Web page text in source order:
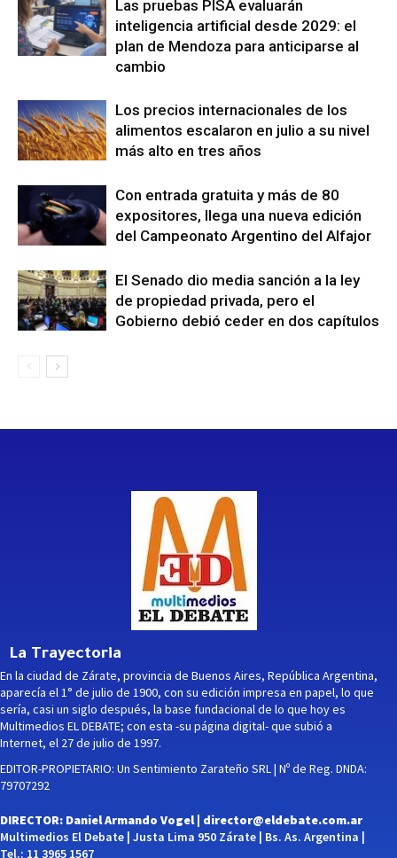
Las pruebas PISA evaluarán
inteligencia artificial desde 2029: el
plan de Mendoza para anticiparse al
cambio
Los precios internacionales de los
alimentos escalaron en julio a su nivel
más alto en tres años
Con entrada gratuita y más de 80
expositores, llega una nueva edición
del Campeonato Argentino del Alfajor
El Senado dio media sanción a la ley
de propiedad privada, pero el
Gobierno debió ceder en dos capítulos
La Trayectoria
En la ciudad de Zárate, provincia de Buenos Aires, República Argentina,
aparecía el 1° de julio de 1900, con su edición impresa en papel, lo que
sería, casi un siglo después, la base fundacional de lo que hoy es
Multimedios EL DEBATE; con esta -su página digital- que subió a
Internet, el 27 de julio de 1997.
EDITOR-PROPIETARIO: Un Sentimiento Zarateño SRL | Nº de Reg. DNDA:
79707292
DIRECTOR: Daniel Armando Vogel | director@eldebate.com.ar
Multimedios El Debate | Justa Lima 950 Zárate | Bs. As. Argentina |
Tel.: 11 3965 1567